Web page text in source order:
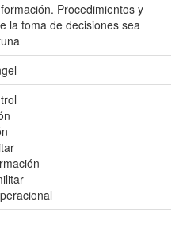
Procedimientos y
la toma de decisiones sea